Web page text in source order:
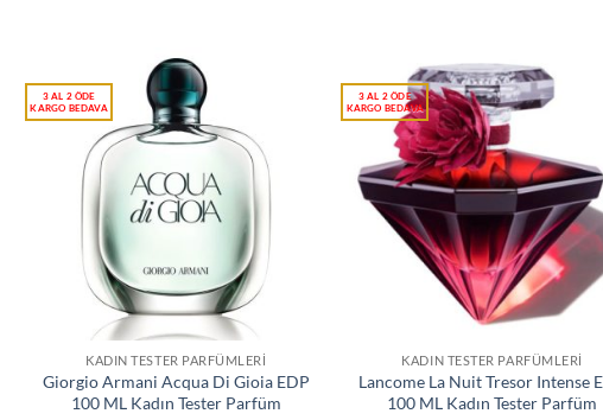
KADIN TESTER PARFÜMLERI
Giorgio Armani Acqua Di Gioia EDP
100 ML Kadın Tester Parfüm
KADIN TESTER PARFÜMLERI
Lancome La Nuit Tresor Intense
100 ML Kadın Tester Parfüm